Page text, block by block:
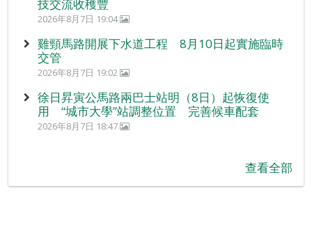
技交流收穫豐
2026年8月7日 19:04
雞頸馬路開展下水道工程 8月10日起實施臨時
交管
2026年8月7日 19:02
徐日昇寅公馬路兩巴士站明（8日）起恢復使
用 “城市大學”站調整位置 完善候車配套
2026年8月7日 18:47
查看全部